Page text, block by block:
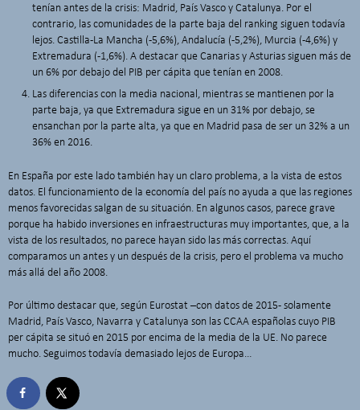
tenían antes de la crisis: Madrid, País Vasco y Catalunya. Por el
contrario, las comunidades de la parte baja del ranking siguen todavía
lejos. Castilla-La Mancha (-5,6%), Andalucía (-5,2%), Murcia (-4,6%) y
Extremadura (-1,6%). A destacar que Canarias y Asturias siguen más de
un 6% por debajo del PIB per cápita que tenían en 2008.
Las diferencias con la media nacional, mientras se mantienen por la
parte baja, ya que Extremadura sigue en un 31% por debajo, se
ensanchan por la parte alta, ya que en Madrid pasa de ser un 32% a un
36% en 2016.
En España por este lado también hay un claro problema, a la vista de estos
datos. El funcionamiento de la economía del país no ayuda a que las regiones
menos favorecidas salgan de su situación. En algunos casos, parece grave
porque ha habido inversiones en infraestructuras muy importantes, que, a la
vista de los resultados, no parece hayan sido las más correctas. Aquí
comparamos un antes y un después de la crisis, pero el problema va mucho
más allá del año 2008.
Por último destacar que, según Eurostat –con datos de 2015- solamente
Madrid, País Vasco, Navarra y Catalunya son las CCAA españolas cuyo PIB
per cápita se situó en 2015 por encima de la media de la UE. No parece
mucho. Seguimos todavía demasiado lejos de Europa…